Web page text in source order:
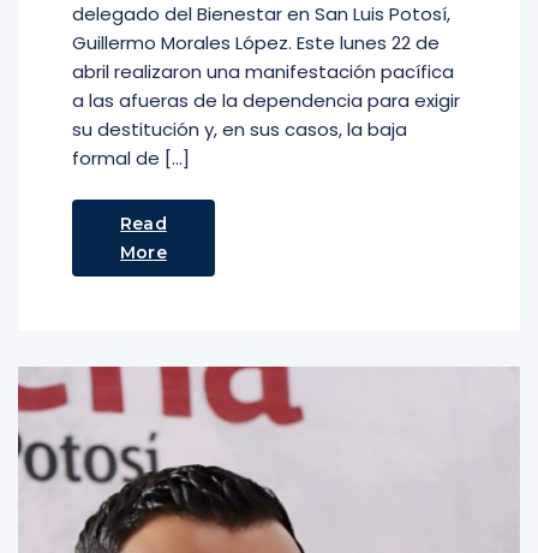
delegado del Bienestar en San Luis Potosí,
Guillermo Morales López. Este lunes 22 de
abril realizaron una manifestación pacífica
a las afueras de la dependencia para exigir
su destitución y, en sus casos, la baja
formal de […]
Read
More